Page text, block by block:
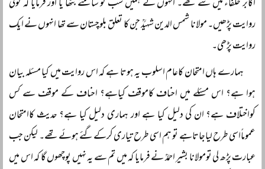
اکابر خلفاء میں سے تھے۔ انہوں نے ہمیں سب کو سامنے بٹھا یا اور فرمایا کہ کوئی
روایت پڑھیں۔ مولانا شمس الدین شہیدؒ جن کا تعلق بلوچستان سے تھا انہوں نے ایک
روایت پڑھی۔
ہمارے ہاں امتحان کاعام اسلوب یہ ہوتا ہے کہ اس روایت میں کیا مسئلہ بیان
ہوا ہے؟ اس مسئلے میں احناف کاموقف کیاہے؟ احناف کے موقف سے کس
کواختلاف ہے؟ ان کی دلیل کیا ہے اور ہماری دلیل کیا ہے؟ حدیث کاامتحان
عموماًاسی طرح لیاجاتاہے تو ہم اسی طرح تیاری کرکےگئے ہوئے تھے۔ لیکن جب
عبارت پڑھ لی تومولانا بشیر احمدؒ نے فرمایا کہ میں تم سے یہ نہیں پوچھوں گا کہ اس میں